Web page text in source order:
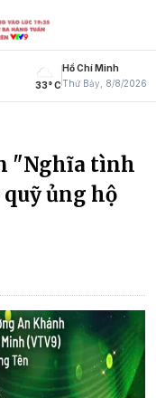
33° C
Hồ Chí Minh
Thứ Bảy, 8/8/2026
"Nghĩa tình
ủng hộ